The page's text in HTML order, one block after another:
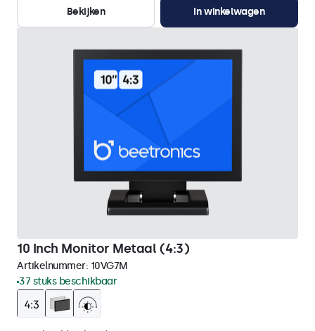
Bekijken
In winkelwagen
10 Inch Monitor Metaal (4:3)
Artikelnummer: 10VG7M
37 stuks beschikbaar